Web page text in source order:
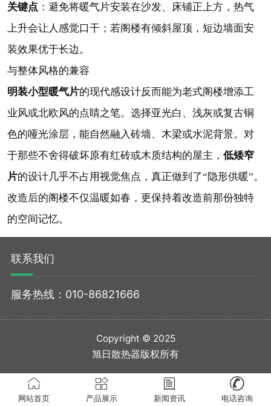
关键点 ：避免将暖气片安装在沙发、床铺正上方，热气
上升会让人感觉口干；若阁楼有倾斜屋顶，短边墙面安
装效果优于长边。
与整体风格的兼容
明装小型暖气片的现代感设计反而能为老式阁楼增添工
业风或北欧风的点睛之笔。选择亚光白、浅灰或复古铜
色的哑光涂层，能自然融入砖墙、木梁或水泥背景。对
于那些不舍得破坏原有红砖或木质结构的屋主， 低矮窄
片的设计几乎不占用视觉焦点，真正做到了“隐形供暖”。
改造后的阁楼不仅温暖如春，更保持着改造前那份独特
的空间记忆。
联系我们
服务热线：010-86821666
Copyright © 2025
旭日散热器版权所有

网站首页

产品展示

新闻资讯

电话咨询